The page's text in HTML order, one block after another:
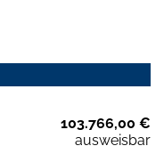
103.766,00 €
ausweisbar